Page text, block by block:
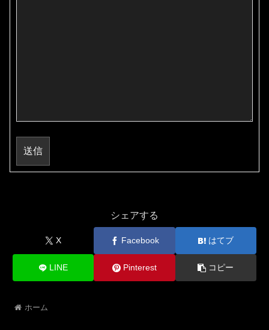
送信
シェアする
X Facebook はてブ
LINE Pinterest コピー
ホーム